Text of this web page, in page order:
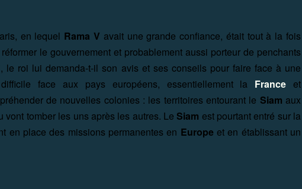
en lequel Rama V avait une grande confiance, était tout à la fois
le gouvernement et probablement aussi porteur de penchants
le roi lui demanda-t-il son avis et ses conseils pour faire face à une
face aux pays européens, essentiellement la France et
de nouvelles colonies : les territoires entourant le Siam aux
vont tomber les uns après les autres. Le Siam est pourtant entré sur la
en place des missions permanentes en Europe et en établissant un